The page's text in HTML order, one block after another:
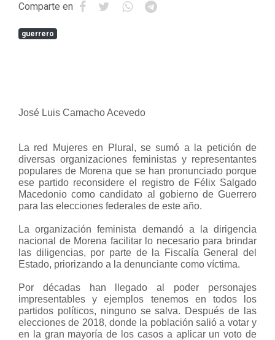
Comparte en
guerrero
José Luis Camacho Acevedo
La red Mujeres en Plural, se sumó a la petición de
diversas organizaciones feministas y representantes
populares de Morena que se han pronunciado porque
ese partido reconsidere el registro de Félix Salgado
Macedonio como candidato al gobierno de Guerrero
para las elecciones federales de este año.
La organización feminista demandó a la dirigencia
nacional de Morena facilitar lo necesario para brindar
las diligencias, por parte de la Fiscalía General del
Estado, priorizando a la denunciante como víctima.
Por décadas han llegado al poder personajes
impresentables y ejemplos tenemos en todos los
partidos políticos, ninguno se salva. Después de las
elecciones de 2018, donde la población salió a votar y
en la gran mayoría de los casos a aplicar un voto de